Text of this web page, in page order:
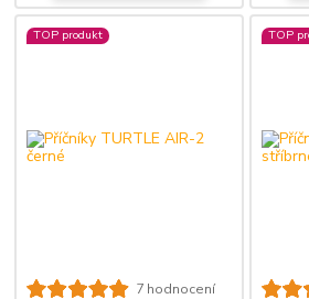
TOP produkt
7 hodnocení
TOP